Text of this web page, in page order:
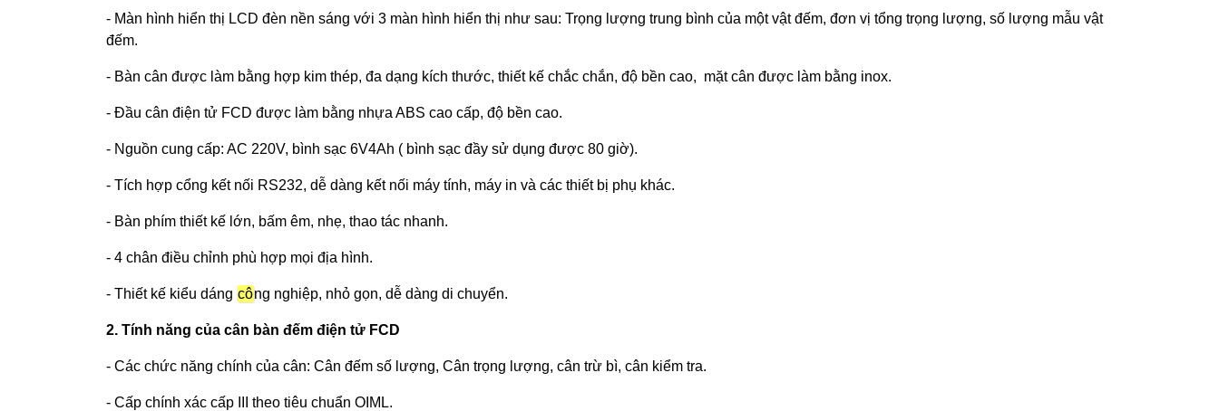
- Màn hình hiển thị LCD đèn nền sáng với 3 màn hình hiển thị như sau: Trọng lượng trung bình của một vật đếm, đơn vị tổng trọng lượng, số lượng mẫu vật
đếm.
- Bàn cân được làm bằng hợp kim thép, đa dạng kích thước, thiết kế chắc chắn, độ bền cao, mặt cân được làm bằng inox.
- Đầu cân điện tử FCD được làm bằng nhựa ABS cao cấp, độ bền cao.
- Nguồn cung cấp: AC 220V, bình sạc 6V4Ah ( bình sạc đầy sử dụng được 80 giờ).
- Tích hợp cổng kết nối RS232, dễ dàng kết nối máy tính, máy in và các thiết bị phụ khác.
- Bàn phím thiết kế lớn, bấm êm, nhẹ, thao tác nhanh.
- 4 chân điều chỉnh phù hợp mọi địa hình.
- Thiết kế kiểu dáng công nghiệp, nhỏ gọn, dễ dàng di chuyển.
2. Tính năng của cân bàn đếm điện tử FCD
- Các chức năng chính của cân: Cân đếm số lượng, Cân trọng lượng, cân trừ bì, cân kiểm tra.
- Cấp chính xác cấp III theo tiêu chuẩn OIML.